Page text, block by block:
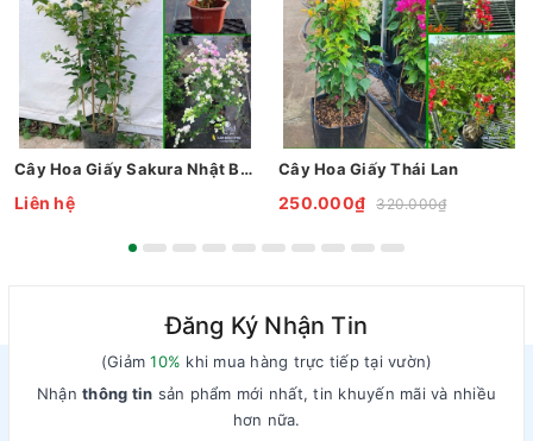
Cây Hoa Giấy Sakura Nhật Bản
Liên hệ
Cây Hoa Giấy Thái Lan
250.000₫ 320.000₫
Đăng Ký Nhận Tin
(Giảm10% khi mua hàng trực tiếp tại vườn)
Nhậnthông tin sản phẩm mới nhất, tin khuyến mãi và nhiều
hơn nữa.